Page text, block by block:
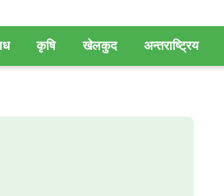
कृषि खेलकुद अन्तराष्ट्रिय